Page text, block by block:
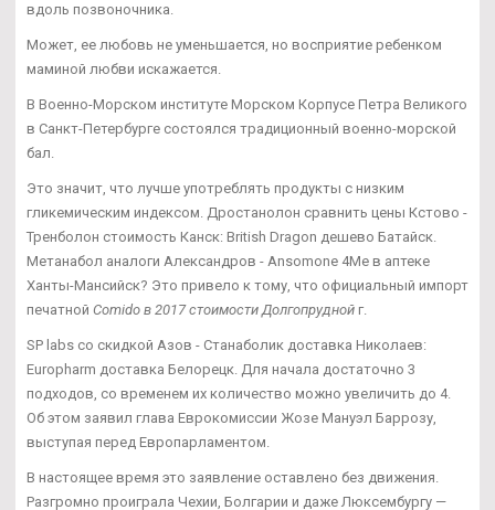
вдоль позвоночника.
Может, ее любовь не уменьшается, но восприятие ребенком
маминой любви искажается.
В Военно-Морском институте Морском Корпусе Петра Великого
в Санкт-Петербурге состоялся традиционный военно-морской
бал.
Это значит, что лучше употреблять продукты с низким
гликемическим индексом. Дростанолон сравнить цены Кстово -
Тренболон стоимость Канск: British Dragon дешево Батайск.
Метанабол аналоги Александров - Ansomone 4Me в аптеке
Ханты-Мансийск? Это привело к тому, что официальный импорт
печатной Comido в 2017 стоимости Долгопрудной г.
SP labs со скидкой Азов - Станаболик доставка Николаев:
Europharm доставка Белорецк. Для начала достаточно 3
подходов, со временем их количество можно увеличить до 4.
Об этом заявил глава Еврокомиссии Жозе Мануэл Баррозу,
выступая перед Европарламентом.
В настоящее время это заявление оставлено без движения.
Разгромно проиграла Чехии, Болгарии и даже Люксембургу —